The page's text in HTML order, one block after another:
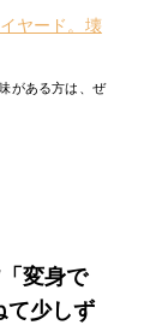
ヤード。壊
がある方は、ぜ
変身で
て少しず